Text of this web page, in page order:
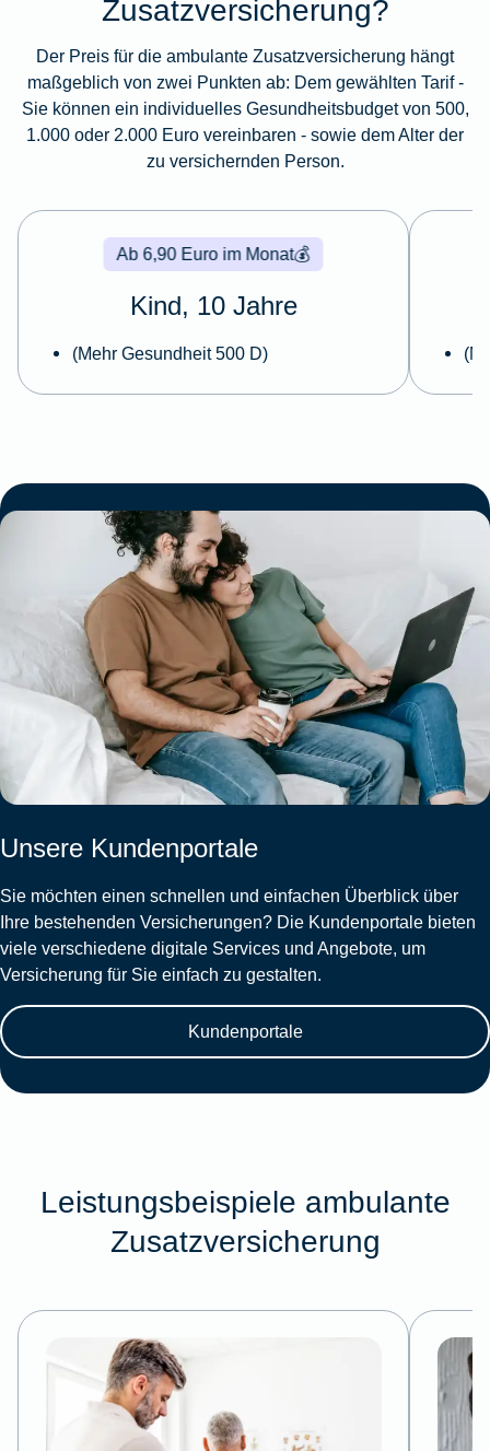
Zusatzversicherung?
Der Preis für die ambulante Zusatzversicherung hängt
maßgeblich von zwei Punkten ab: Dem gewählten Tarif -
Sie können ein individuelles Gesundheitsbudget von 500,
1.000 oder 2.000 Euro vereinbaren - sowie dem Alter der
zu versichernden Person.
💰
Ab 6,90 Euro im Monat
Kind, 10 Jahre
(Mehr Gesundheit 500 D)
Unsere Kundenportale
Sie möchten einen schnellen und einfachen Überblick über
Ihre bestehenden Versicherungen? Die Kundenportale bieten
viele verschiedene digitale Services und Angebote, um
Versicherung für Sie einfach zu gestalten.
Kundenportale
Leistungsbeispiele ambulante
Zusatzversicherung